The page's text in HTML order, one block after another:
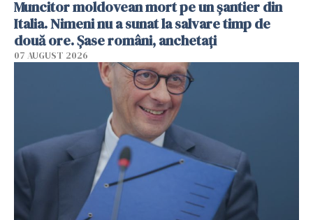
Muncitor moldovean mort pe un șantier din
Italia. Nimeni nu a sunat la salvare timp de
două ore. Șase români, anchetați
07 AUGUST 2026